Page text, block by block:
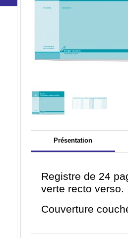
Présentation
Registre de 24
verte recto verso.
Couverture